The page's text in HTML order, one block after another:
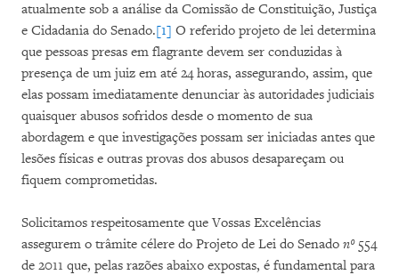
atualmente sob a análise da Comissão de Constituição, Justiça
e Cidadania do Senado.[1] O referido projeto de lei determina
que pessoas presas em flagrante devem ser conduzidas à
presença de um juiz em até 24 horas, assegurando, assim, que
elas possam imediatamente denunciar às autoridades judiciais
quaisquer abusos sofridos desde o momento de sua
abordagem e que investigações possam ser iniciadas antes que
lesões físicas e outras provas dos abusos desapareçam ou
fiquem comprometidas.
Solicitamos respeitosamente que Vossas Excelências
assegurem o trâmite célere do Projeto de Lei do Senado nº554
de 2011 que, pelas razões abaixo expostas, é fundamental para